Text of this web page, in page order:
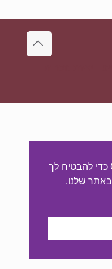
אתר זה משתמש בקובצי Cookie כדי להבטיח לך
שלנו.